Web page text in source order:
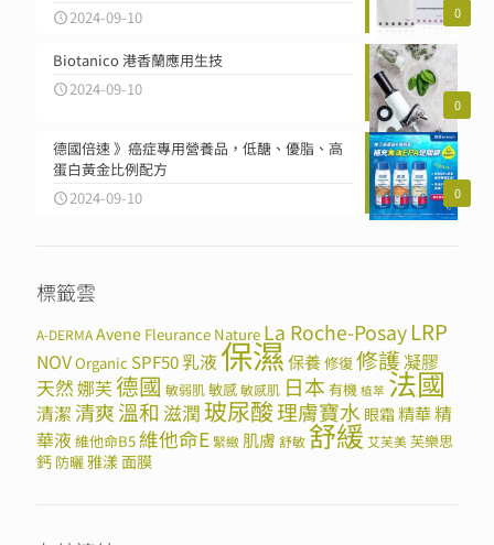
0
2024-09-10
0
Biotanico 港香蘭應用生技
2024-09-10
0
德國倍速 》癌症專用營養品，低醣、優脂、高
蛋白黃金比例配方
2024-09-10
標籤雲
A-DERMAAvene Fleurance Nature La Roche-PosayLRP
NOVOrganic SPF50乳液保濕保養修復修護凝膠
天然娜芙德國 敏弱肌敏感敏感肌 日本 有機 植萃 法國
清潔清爽溫和 滋潤 玻尿酸理膚寶水 眼霜精華精
華液維他命B5 維他命E 緊緻 肌膚 舒敏 舒緩 艾芙美芙樂思
鈣 防曬雅漾面膜